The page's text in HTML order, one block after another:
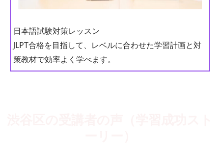
日本語試験対策レッスン
JLPT合格を目指して、レベルに合わせた学習計画と対
策教材で効率よく学べます。